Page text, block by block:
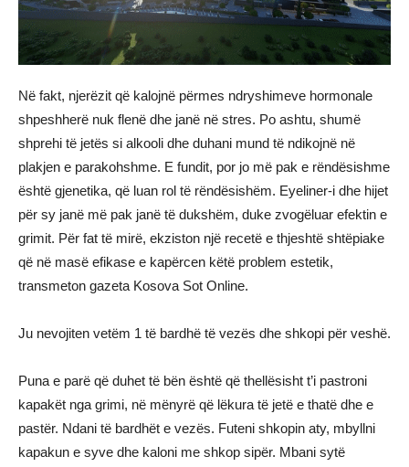
Në fakt, njerëzit që kalojnë përmes ndryshimeve hormonale
shpeshherë nuk flenë dhe janë në stres. Po ashtu, shumë
shprehi të jetës si alkooli dhe duhani mund të ndikojnë në
plakjen e parakohshme. E fundit, por jo më pak e rëndësishme
është gjenetika, që luan rol të rëndësishëm. Eyeliner-i dhe hijet
për sy janë më pak janë të dukshëm, duke zvogëluar efektin e
grimit. Për fat të mirë, ekziston një recetë e thjeshtë shtëpiake
që në masë efikase e kapërcen këtë problem estetik,
transmeton gazeta Kosova Sot Online.
Ju nevojiten vetëm 1 të bardhë të vezës dhe shkopi për veshë.
Puna e parë që duhet të bën është që thellësisht t’i pastroni
kapakët nga grimi, në mënyrë që lëkura të jetë e thatë dhe e
pastër. Ndani të bardhët e vezës. Futeni shkopin aty, mbyllni
kapakun e syve dhe kaloni me shkop sipër. Mbani sytë